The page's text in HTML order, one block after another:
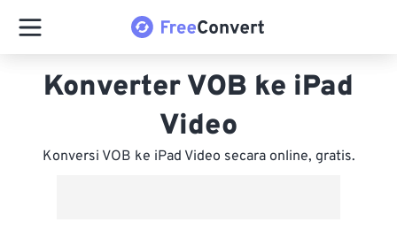
Konverter VOB ke iPad
Video
Konversi VOB ke iPad Video secara online, gratis.